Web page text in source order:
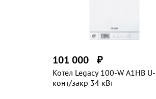
Котел Legacy 100-W A1HB
конт/закр 34 кВт
101 000 ₽